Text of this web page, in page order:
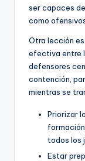
ser capaces
como
Otra lección
efectiva entre
defensores
contención,
mientras se
Priorizar
todos los
Estar